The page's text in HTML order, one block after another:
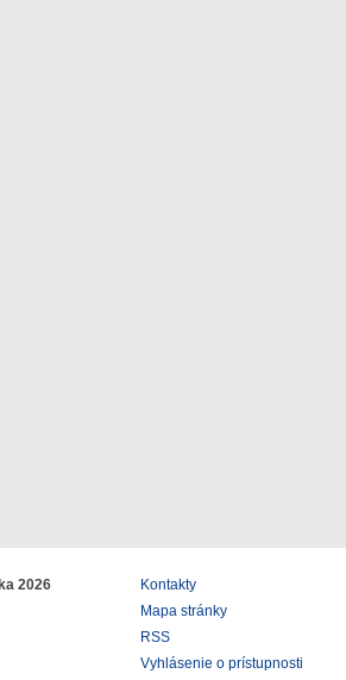
2026
Kontakty
Mapa stránky
RSS
Vyhlásenie o prístupnosti